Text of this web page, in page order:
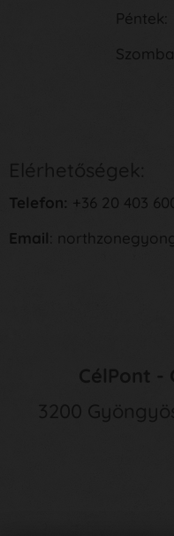
Elérhetőségek:
Telefon: +36 20 403
Email :
CélPont
3200